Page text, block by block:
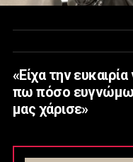
«Είχα την
πω πόσο ευγνώμων
μας χάρισε»